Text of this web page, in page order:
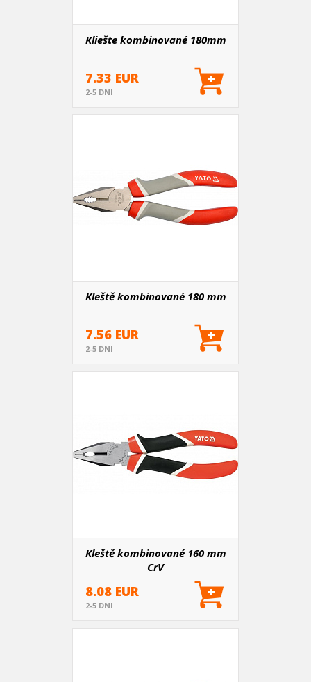
Kliešte kombinované 180mm
7.33 EUR
2-5 DNI
Kleště kombinované 180 mm
7.56 EUR
2-5 DNI
Kleště kombinované 160 mm
CrV
8.08 EUR
2-5 DNI